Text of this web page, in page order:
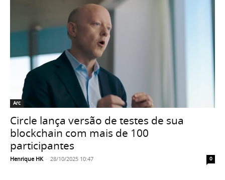
Arc
Circle lança versão de testes de sua
blockchain com mais de 100
participantes
Henrique HK - 28/10/2025 10:47 0